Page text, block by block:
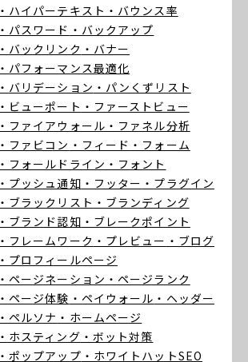
・ハイパーテキスト ・バウンス率
・パスワード ・バックアップ
・バックリンク ・バナー
・パフォーマンス最適化
・バリデーション ・パンくずリスト
・ビューポート ・ファーストビュー
・ファイアウォール ・ファネル分析
・ファビコン ・フィード ・フォーム
・フォールドライン ・フォント
・プッシュ通知 ・フッター ・プラグイン
・ブラックリスト ・ブランディング
・ブランド認知 ・ブレークポイント
・フレームワーク ・プレビュー ・ブログ
・プロフィールページ
・ページネーション ・ページランク
・ページ体験 ・ペイウォール ・ヘッダー
・ペルソナ ・ホームページ
・ホスティング ・ボット対策
・ポップアップ ・ホワイトハットSEO